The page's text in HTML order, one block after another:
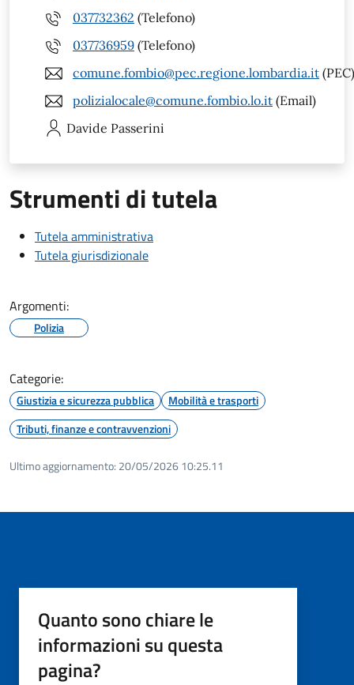
037732362 (Telefono)
037736959 (Telefono)
comune.fombio@pec.regione.lombardia.it (PEC)
polizialocale@comune.fombio.lo.it (Email)
Davide Passerini
Strumenti di tutela
Tutela amministrativa
Tutela giurisdizionale
Argomenti:
Polizia
Categorie:
Giustizia e sicurezza pubblica
Mobilità e trasporti
Tributi, finanze e contravvenzioni
Ultimo aggiornamento: 20/05/2026 10:25.11
Quanto sono chiare le
informazioni su questa
pagina?